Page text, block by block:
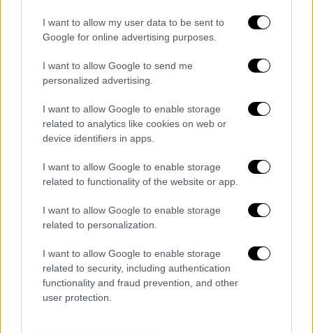
I want to allow my user data to be sent to
Google for online advertising purposes.
I want to allow Google to send me
personalized advertising.
I want to allow Google to enable storage
related to analytics like cookies on web or
device identifiers in apps.
I want to allow Google to enable storage
related to functionality of the website or app.
I want to allow Google to enable storage
related to personalization.
I want to allow Google to enable storage
related to security, including authentication
functionality and fraud prevention, and other
user protection.
Καπούσανι, πόλη περίπου 83.000 κατοίκων,
σε απόσταση κάπου 370 χιλιομέτρων
ανατολικά από την Μπρατισλάβα, κοντά στα
σύνορα με τηνΟυκρανία
Η επιχείρηση έρευνας και διάσωσης
διήρκεσε ώρες.Η αστυνομία ανακοίνωσε
πως διενεργεί έρευνα για τα αίτια του
δυστυχήματος.
Τα σχολιά σας δημοσιεύονται άμεσα με δική σας ευθύνη. Το
ΕΘΝΟΣ θα παρεμβαίνει και τα προσβλητικά σχόλια θα